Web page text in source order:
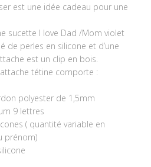
est une idée cadeau pour une
sucette I love Dad /Mom violet
de perles en silicone et d’une
est un clip en bois.
tétine comporte :
polyester de 1,5mm
9 lettres
( quantité variable en
prénom)